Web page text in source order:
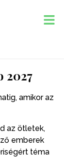
2027
amikor az
az ötletek,
emberek
téma